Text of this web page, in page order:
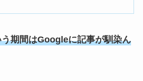
期間はGoogleに記事が馴染ん